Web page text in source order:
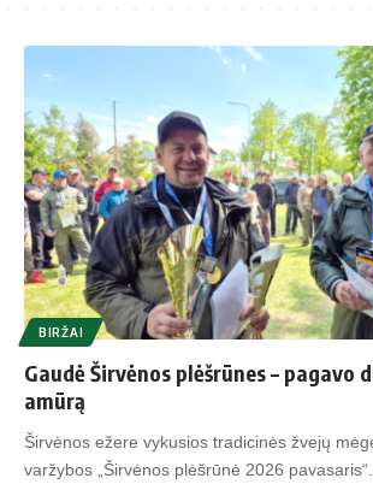
BIRŽAI
Gaudė Širvėnos plėšrūnes – pagavo
amūrą
Širvėnos ežere vykusios tradicinės žvejų
varžybos „Širvėnos plėšrūnė 2026